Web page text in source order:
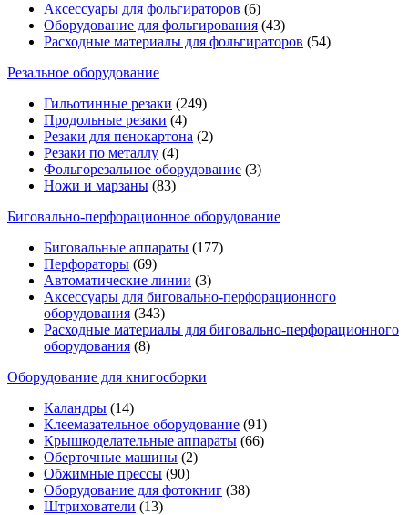
Аксессуары для фольгираторов (6)
Оборудование для фольгирования (43)
Расходные материалы для фольгираторов (54)
Резальное оборудование
Гильотинные резаки (249)
Продольные резаки (4)
Резаки для пенокартона (2)
Резаки по металлу (4)
Фольгорезальное оборудование (3)
Ножи и марзаны (83)
Биговально-перфорационное оборудование
Биговальные аппараты (177)
Перфораторы (69)
Автоматические линии (3)
Аксессуары для биговально-перфорационного
оборудования (343)
Расходные материалы для биговально-перфорационного
оборудования (8)
Оборудование для книгосборки
Каландры (14)
Клеемазательное оборудование (91)
Крышкоделательные аппараты (66)
Оберточные машины (2)
Обжимные прессы (90)
Оборудование для фотокниг (38)
Штрихователи (13)